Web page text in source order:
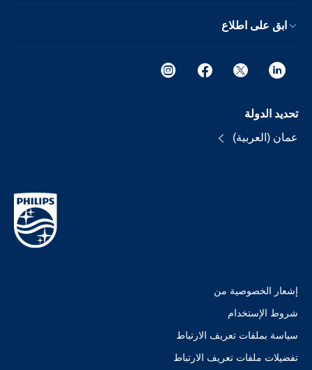
ابق على اطلاع
تحديد الدولة
عمان (العربية)
إشعار الخصوصية من
شروط الإستخدام
سياسة بملفات تعريف الارتباط
تفضيلات ملفات تعريف الارتباط